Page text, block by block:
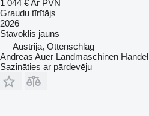
1 044 €Ar PVN
Graudu tīrītājs
2026
Stāvoklis jauns
Austrija, Ottenschlag
Andreas Auer Landmaschinen Handel
Sazināties ar pārdevēju